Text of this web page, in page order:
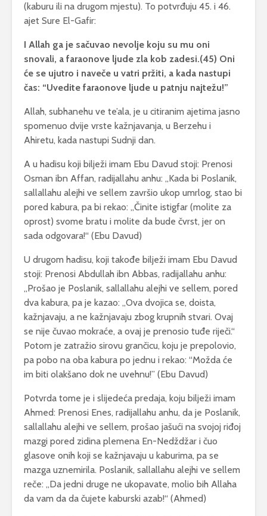
(kaburu ili na drugom mjestu). To potvrđuju 45. i 46.
ajet Sure El-Gafir:
I Allah ga je sačuvao nevolje koju su mu oni
snovali, a faraonove ljude zla kob zadesi.(45) Oni
će se ujutro i naveče u vatri prž‍iti, a kada nastupi
čas: “Uvedite faraonove ljude u patnju najtež‍u!”
Allah, subhanehu ve te’ala, je u citiranim ajetima jasno
spomenuo dvije vrste kažnjavanja, u Berzehu i
Ahiretu, kada nastupi Sudnji dan.
A u hadisu koji bilježi imam Ebu Davud stoji: Prenosi
Osman ibn Affan, radijallahu anhu: „Kada bi Poslanik,
sallallahu alejhi ve sellem završio ukop umrlog, stao bi
pored kabura, pa bi rekao: „Činite istigfar (molite za
oprost) svome bratu i molite da bude čvrst, jer on
sada odgovara!“ (Ebu Davud)
U drugom hadisu, koji takođe bilježi imam Ebu Davud
stoji: Prenosi Abdullah ibn Abbas, radijallahu anhu:
„Prošao je Poslanik, sallallahu alejhi ve sellem, pored
dva kabura, pa je kazao: „Ova dvojica se, doista,
kažnjavaju, a ne kažnjavaju zbog krupnih stvari. Ovaj
se nije čuvao mokraće, a ovaj je prenosio tuđe riječi.“
Potom je zatražio sirovu grančicu, koju je prepolovio,
pa pobo na oba kabura po jednu i rekao: “Možda će
im biti olakšano dok ne uvehnu!” (Ebu Davud)
Potvrda tome je i slijedeća predaja, koju bilježi imam
Ahmed: Prenosi Enes, radijallahu anhu, da je Poslanik,
sallallahu alejhi ve sellem, prošao jašući na svojoj riđoj
mazgi pored zidina plemena En-Nedždžar i čuo
glasove onih koji se kažnjavaju u kaburima, pa se
mazga uznemirila. Poslanik, sallallahu alejhi ve sellem
reče: „Da jedni druge ne ukopavate, molio bih Allaha
da vam da da čujete kaburski azab!“ (Ahmed)